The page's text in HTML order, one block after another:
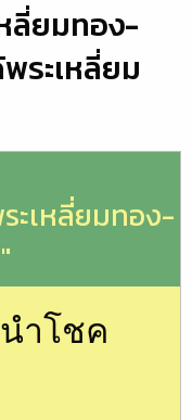
ลี่ยมทอง-
ระเหลี่ยม
ะเหลี่ยมทอง-
ำโชค